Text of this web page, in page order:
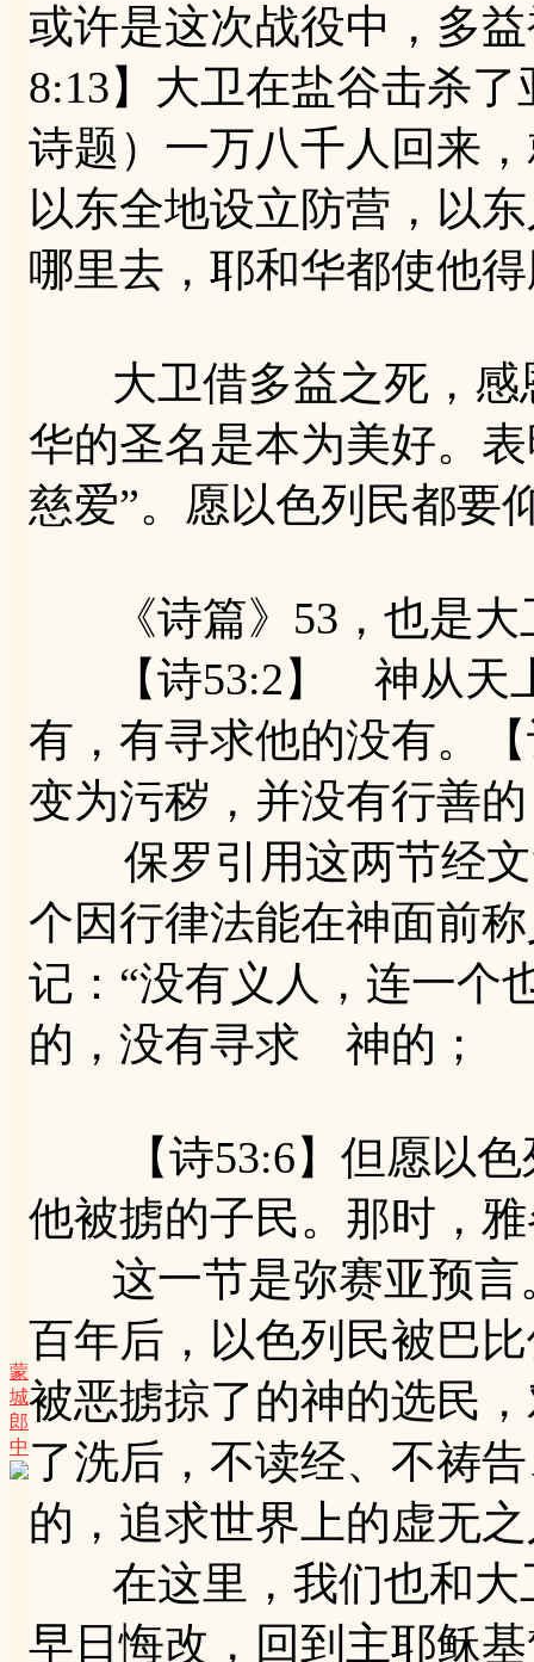
蒙
城
郎
中
或许是这次战役中，多
8:13】大卫在盐谷击杀
诗题）一万八千人回来
以东全地设立防营，以
哪里去，耶和华都使他
大卫借多益之死，感
华的圣名是本为美好。
慈爱”。愿以色列民都要
《诗篇》53，也是大
【诗53:2】 神从天上
有，有寻求他的没有。
变为污秽，并没有行善
保罗引用这两节经文
个因行律法能在神面前
记：“没有义人，连一个
的，没有寻求 神的；
【诗53:6】但愿以色
他被掳的子民。那时，
这一节是弥赛亚预言
百年后，以色列民被巴
被恶掳掠了的神的选民
了洗后，不读经、不祷
的，追求世界上的虚无
在这里，我们也和大
早日悔改，回到主耶稣